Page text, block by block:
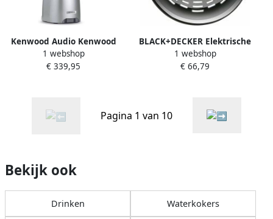
Kenwood Audio Kenwood
Electronics Pure Juice PRO
Slowjuicer 240 W Aluminium
1 webshop
€ 339,95
BLACK+DECKER Elektrische
juicer Black & Decker
BXCJ350E 350 W Roestvrij
1 webshop
€ 66,79
Pagina 1 van 10
Bekijk ook
Drinken Waterkokers